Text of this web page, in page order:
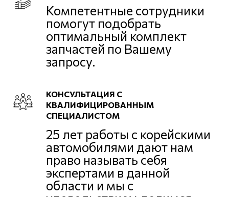
Компетентные сотрудники
помогут подобрать
оптимальный комплект
запчастей по Вашему
запросу.
КОНСУЛЬТАЦИЯ С
КВАЛИФИЦИРОВАННЫМ
СПЕЦИАЛИСТОМ
25 лет работы с корейскими
автомобилями дают нам
право называть себя
экспертами в данной
области и мы с